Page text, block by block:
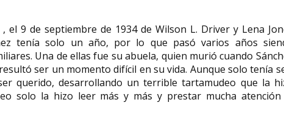
el 9 de septiembre de 1934 de Wilson L. Driver y Lena
tenía solo un año, por lo que pasó varios años
Una de ellas fue su abuela, quien murió cuando
ser un momento difícil en su vida. Aunque solo tenía
querido, desarrollando un terrible tartamudeo que la
solo la hizo leer más y más y prestar mucha atención